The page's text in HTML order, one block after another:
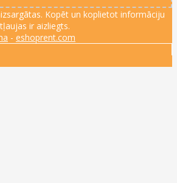
Kopēt un koplietot informāciju
ir aizliegts.
- eshoprent.com